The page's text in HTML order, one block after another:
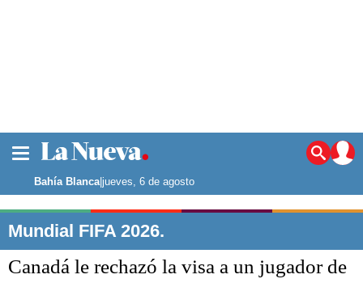
Noticias
La ciudad
Punta Alta
El país
El mundo
Bahía Blanca|jueves, 6 de agosto
Mundial FIFA 2026.
Canadá le rechazó la visa a un jugador de